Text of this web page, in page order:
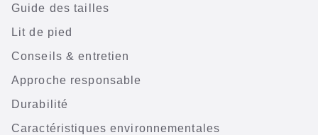
Guide des tailles
Lit de pied
Conseils & entretien
Approche responsable
Durabilité
Caractéristiques environnementales